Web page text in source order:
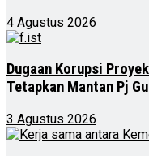
4 Agustus 2026
Dugaan Korupsi
Tetapkan Mantan Pj
3 Agustus 2026